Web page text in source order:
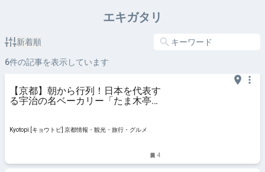
エキガタリ
新着順
6件の記事を表示しています
【京都】朝から行列！日本を代表す
る宇治の名ベーカリー「たま木亭」
Kyotopi [キョウトピ] 京都情報・観光・旅行・グルメ
4